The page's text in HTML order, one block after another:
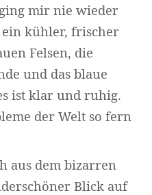
mir nie wieder
ein kühler, frischer
Felsen, die
und das blaue
ist klar und ruhig.
der Welt so fern
aus dem bizarren
Blick auf